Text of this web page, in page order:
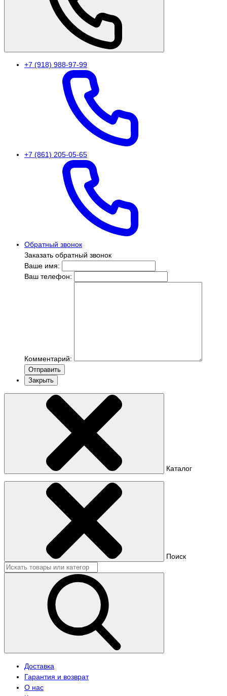
+7 (918) 988-97-99
+7 (861) 205-05-65
Обратный звонок
Заказать обратный звонок
Ваше имя:
Ваш телефон:
Комментарий:
Отправить
Закрыть
Каталог
Поиск
Доставка
Гарантия и возврат
О нас